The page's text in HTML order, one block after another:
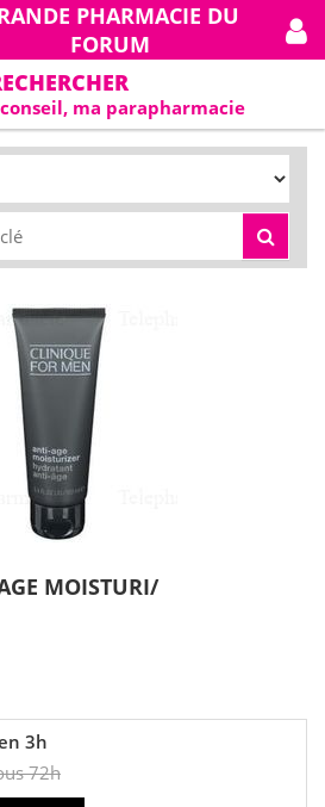
PHARMACIE DU
FORUM
ma parapharmacie
MOISTURI/
3h
72h